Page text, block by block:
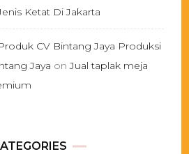
Ketat Di Jakarta
CV Bintang Jaya Produksi
Jaya onJual taplak meja